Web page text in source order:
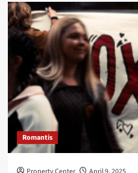
Romantis